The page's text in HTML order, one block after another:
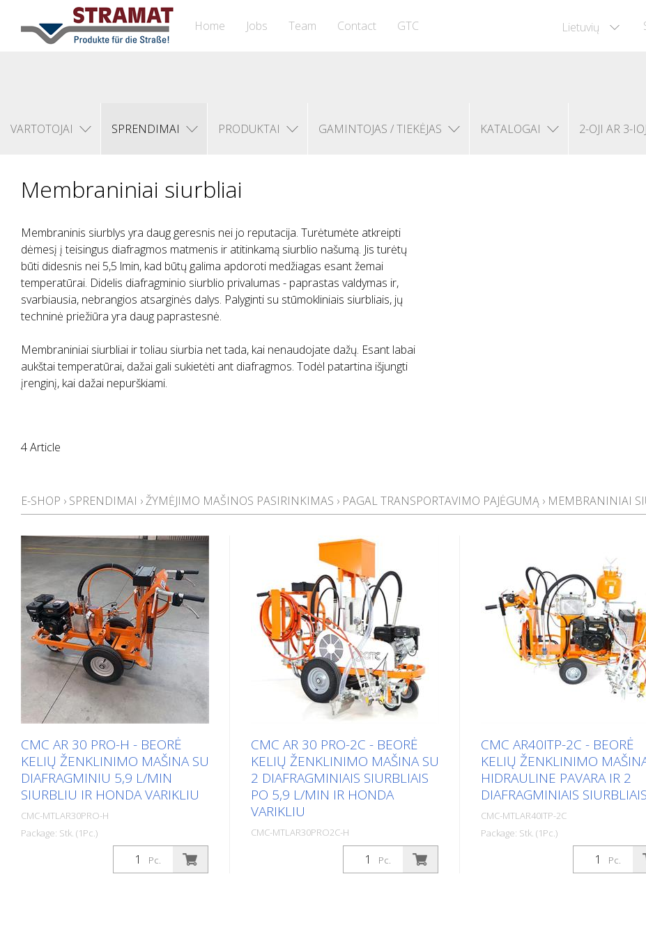
Lietuvių
Home Jobs Team Contact GTC
VARTOTOJAI SPRENDIMAI PRODUKTAI GAMINTOJAS / TIEKĖJAS KATALOGAI 2-OJI AR 3-
Membraniniai siurbliai
Membraninis siurblys yra daug geresnis nei jo reputacija. Turėtumėte atkreipti
dėmesį į teisingus diafragmos matmenis ir atitinkamą siurblio našumą. Jis turėtų
būti didesnis nei 5,5 lmin, kad būtų galima apdoroti medžiagas esant žemai
temperatūrai. Didelis diafragminio siurblio privalumas - paprastas valdymas ir,
svarbiausia, nebrangios atsarginės dalys. Palyginti su stūmokliniais siurbliais, jų
techninė priežiūra yra daug paprastesnė.
Membraniniai siurbliai ir toliau siurbia net tada, kai nenaudojate dažų. Esant labai
aukštai temperatūrai, dažai gali sukietėti ant diafragmos. Todėl patartina išjungti
įrenginį, kai dažai nepurškiami.
4 Article
E-SHOP › SPRENDIMAI ›ŽYMĖJIMO MAŠINOS PASIRINKIMAS › PAGAL TRANSPORTAVIMO PAJĖGUMĄ › MEMBRANINIAI
CMC AR 30 PRO-H - BEORĖ
KELIŲ ŽENKLINIMO MAŠINA SU
DIAFRAGMINIU 5,9 L/MIN
SIURBLIU IR HONDA VARIKLIU
CMC-MTLAR30PRO-H
Package: Stk. (1Pc.)
Paprastas, lengvas ir nesudėtingas
rankinis kelių ženklinimo įrenginys,
Pc.
CMC AR 30 PRO-2C - BEORĖ
KELIŲ ŽENKLINIMO MAŠINA SU
2 DIAFRAGMINIAIS SIURBLIAIS
PO 5,9 L/MIN IR HONDA
VARIKLIU
CMC-MTLAR30PRO2C-H
2 spalvų rankinis kelių ženklinimo
Pc.
CMC AR40ITP-2C - BEORĖ
KELIŲ ŽENKLINIMO
HIDRAULINE PAVARA IR 2
DIAFRAGMINIAIS SIURBLIAIS
CMC-MTLAR40ITP-2C
Package: Stk. (1Pc.)
Savaeigė beorė kelių ženklinimo
mašina su hidrauline pavara.
Pc.